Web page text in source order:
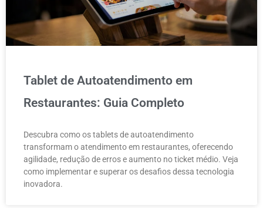
Tablet de Autoatendimento em
Restaurantes: Guia Completo
Descubra como os tablets de autoatendimento
transformam o atendimento em restaurantes, oferecendo
agilidade, redução de erros e aumento no ticket médio. Veja
como implementar e superar os desafios dessa tecnologia
inovadora.